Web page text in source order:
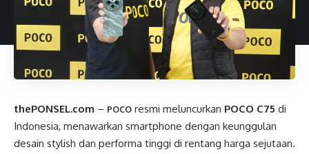
thePONSEL.com – POCO resmi meluncurkan POCO C75 di
Indonesia, menawarkan smartphone dengan keunggulan
desain stylish dan performa tinggi di rentang harga sejutaan.